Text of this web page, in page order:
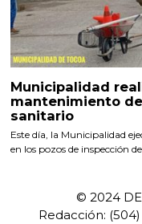
Municipalidad
mantenimiento
sanitario
Este día, la Municipalidad
en los pozos de inspección de
© 2024
Redacción: